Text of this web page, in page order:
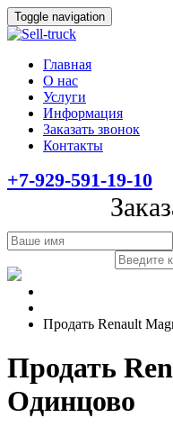
Toggle navigation
Главная
О нас
Услуги
Информация
Заказать звонок
Контакты
+7-929-591-19-10
Продать Renault
Продать
Одинцово